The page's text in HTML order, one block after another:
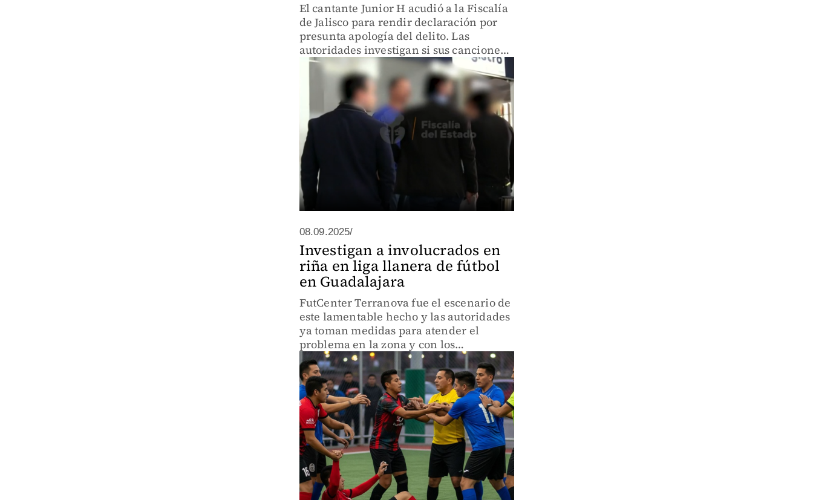
El cantante Junior H acudió a la Fiscalía
de Jalisco para rendir declaración por
presunta apología del delito. Las
autoridades investigan si sus canciones
y presentaciones podrían incurrir en la
promoción de la violencia.
08.09.2025/
Investigan a involucrados en
riña en liga llanera de fútbol
en Guadalajara
FutCenter Terranova fue el escenario de
este lamentable hecho y las autoridades
ya toman medidas para atender el
problema en la zona y con los
involucrados